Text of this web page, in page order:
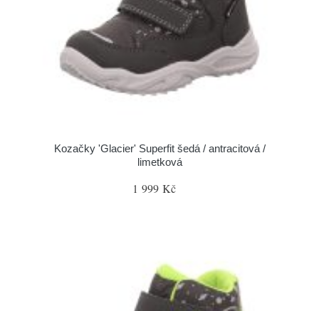
Kozačky 'Glacier' Superfit šedá / antracitová /
limetková
1 999 Kč